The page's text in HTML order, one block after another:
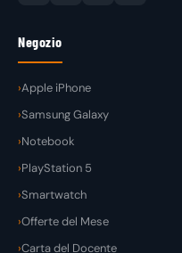
Negozio
Apple iPhone
Samsung Galaxy
Notebook
PlayStation 5
Smartwatch
Offerte del Mese
Carta del Docente